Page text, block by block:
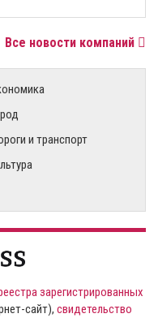
Все новости компаний
и транспорт
зарегистрированных
сайт), свидетельство